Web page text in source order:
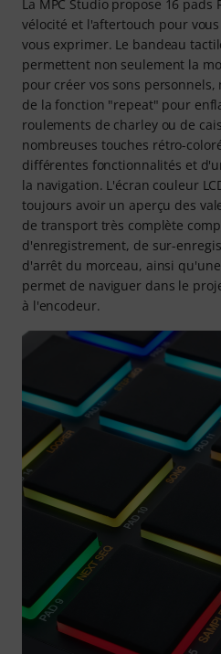
La MPC Studio propose 16 pads
vélocité et l'aftertouch pour
vous exprimer. Le bandeau
permettent non seulement la
pour créer vos sons
de la fonction "repeat" pour
roulements de charley ou de
nombreuses touches rétro-
différentes fonctionnalités et
la navigation. L'écran couleur
toujours avoir un aperçu des
de transport très complète
d'enregistrement, de sur-
d'arrêt du morceau, ainsi
permet de naviguer dans le
à l'encodeur.